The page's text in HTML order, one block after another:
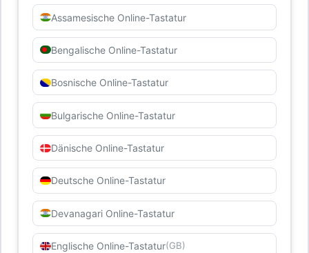
Assamesische Online-Tastatur
Bengalische Online-Tastatur
Bosnische Online-Tastatur
Bulgarische Online-Tastatur
Dänische Online-Tastatur
Deutsche Online-Tastatur
Devanagari Online-Tastatur
Englische Online-Tastatur(GB)